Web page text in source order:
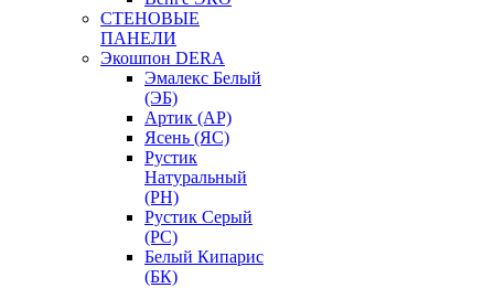
СТЕНОВЫЕ
ПАНЕЛИ
Экошпон DERA
Эмалекс Белый
(ЭБ)
Артик (АР)
Ясень (ЯС)
Рустик
Натуральный
(РН)
Рустик Серый
(РС)
Белый Кипарис
(БК)